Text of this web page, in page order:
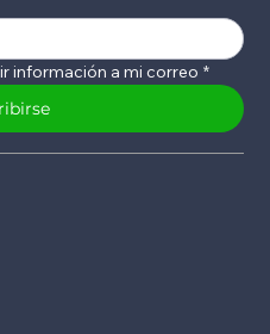
información a mi correo *